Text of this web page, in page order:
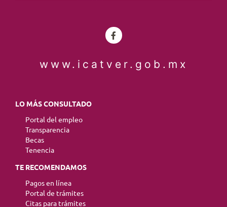
www.icatver.gob.mx
LO MÁS CONSULTADO
Portal del empleo
Transparencia
Becas
Tenencia
TE RECOMENDAMOS
Pagos en línea
Portal de trámites
Citas para trámites